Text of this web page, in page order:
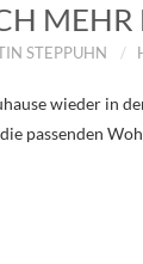
MEHR
STEPPUHN
wieder in
passenden